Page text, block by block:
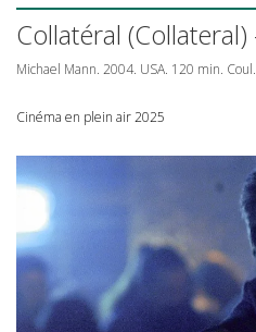
Collatéral
Michael Mann. 2004. USA. 120 min. Coul.
Cinéma en plein air 2025